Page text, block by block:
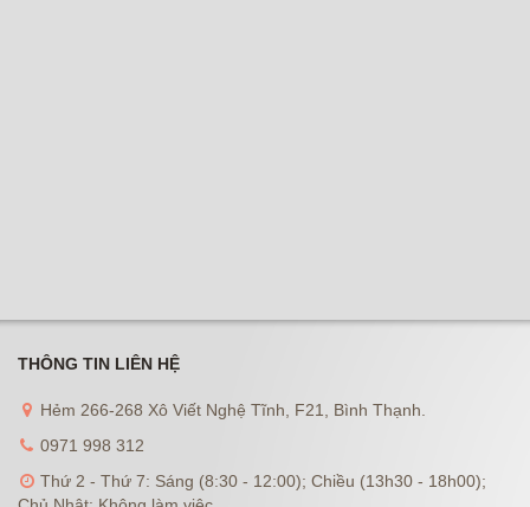
THÔNG TIN LIÊN HỆ
Hẻm 266-268 Xô Viết Nghệ Tĩnh, F21, Bình Thạnh.
0971 998 312
Thứ 2 - Thứ 7: Sáng (8:30 - 12:00); Chiều (13h30 - 18h00);